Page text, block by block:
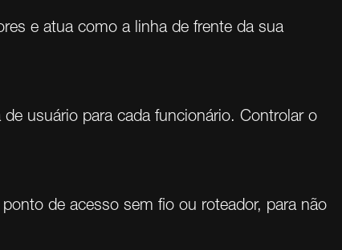
e atua como a linha de frente da sua
usuário para cada funcionário. Controlar o
de acesso sem fio ou roteador, para não